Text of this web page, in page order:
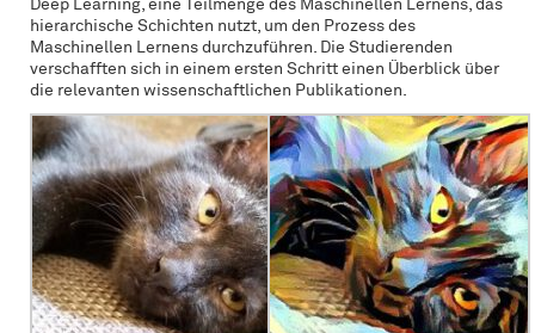
Deep Learning, eine Teilmenge des Maschinellen Lernens, das
hierarchische Schichten nutzt, um den Prozess des
Maschinellen Lernens durchzuführen. Die Studierenden
verschafften sich in einem ersten Schritt einen Überblick über
die relevanten wissenschaftlichen Publikationen.